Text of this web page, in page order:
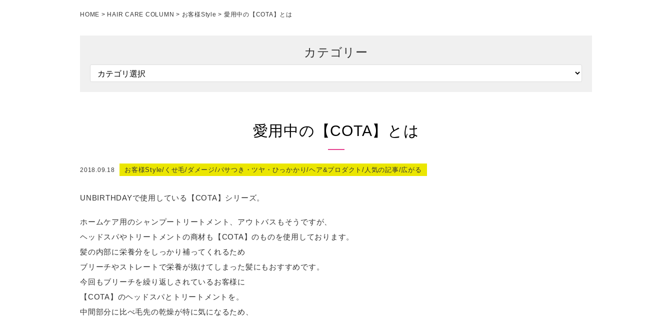
HOME > HAIR CARE COLUMN > お客様Style > 愛用中の【COTA】とは
カテゴリー
愛用中の【COTA】とは
2018.09.18 お客様Style/くせ毛/ダメージ/パサつき・ツヤ・ひっかかり/ヘア&プロダクト/人気の記事/広がる
UNBIRTHDAYで使用している【COTA】シリーズ。
ホームケア用のシャンプートリートメント、アウトバスもそうですが、
ヘッドスパやトリートメントの商材も【COTA】のものを使用しております。
髪の内部に栄養分をしっかり補ってくれるため
ブリーチやストレートで栄養が抜けてしまった髪にもおすすめです。
今回もブリーチを繰り返しされているお客様に
【COTA】のヘッドスパとトリートメントを。
中間部分に比べ毛先の乾燥が特に気になるため、